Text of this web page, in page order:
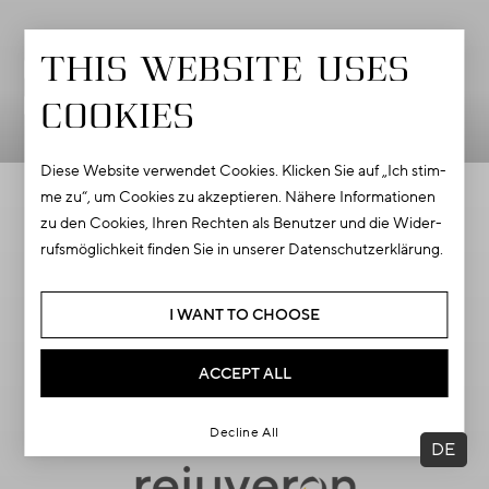
Cy­ber­sec In­vest
GmbH
This web­site uses
coo­kies
Diese Web­site ver­wen­det Coo­kies. Kli­cken Sie auf „Ich stim­
me zu“, um Coo­kies zu ak­zep­tie­ren. Nä­he­re In­for­ma­tio­nen
zu den Coo­kies, Ihren Rech­ten als Be­nut­zer und die Wi­der­
rufs­mög­lich­keit fin­den Sie in un­se­rer Da­ten­schutz­er­klä­rung.
I WANT TO CHOOSE
ACCEPT ALL
Decline All
DE